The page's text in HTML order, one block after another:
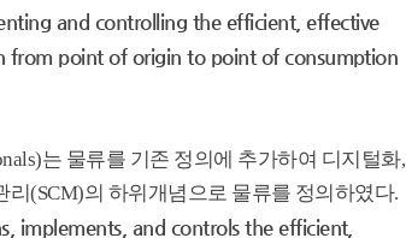
and controlling the efficient, effective
from point of origin to point of consumption
는 물류를 기존 정의에 추가하여 디지털화,
(SCM)의 하위개념으로 물류를 정의하였다.
implements, and controls the efficient,